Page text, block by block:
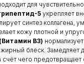
для
5 укрепляет
синтез коллагена,
кожу плотной и
B3)
блеск. Замедляет
счёт чего предотвращает